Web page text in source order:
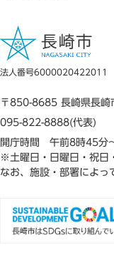
法人番号6000020422011
〒850-8685 長崎県長崎
095-822-8888(代表)
開庁時間 午前8時45分
※土曜日・日曜日・祝日
なお、施設・部署によっ